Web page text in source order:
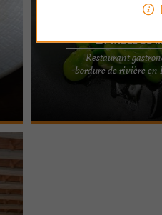
La Table du
Restaurant
bordure de rivière en
Venez déjeuner ou dîner
gastronomique au Manoir de